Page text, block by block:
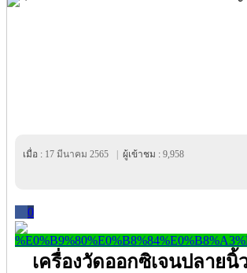
เมื่อ : 17 มีนาคม 2565 ผู้เข้าชม : 9,958
0
เครื่องวัดออกซิเจนปลายนิ้